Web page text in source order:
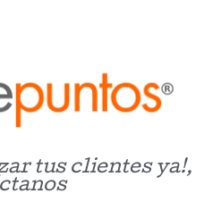
tus clientes ya!,